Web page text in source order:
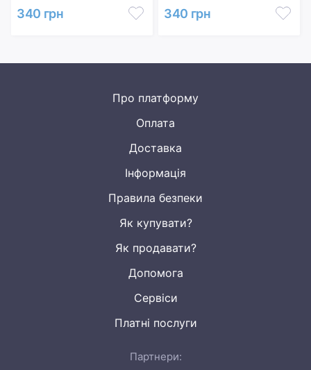
340 грн 340 грн
Про платформу
Оплата
Доставка
Інформація
Правила безпеки
Як купувати?
Як продавати?
Допомога
Сервіси
Платні послуги
Партнери: